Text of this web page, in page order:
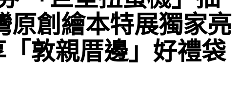
原創繪本特展獨家亮
敦親厝邊」好禮袋